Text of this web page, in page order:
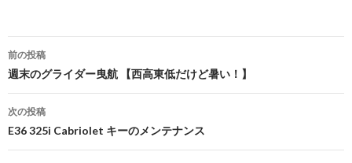
投
稿
ナ
前の投稿
週末のグライダー曳航 【西高東低だけど暑い！】
次の投稿
E36 325i Cabriolet キーのメンテナンス